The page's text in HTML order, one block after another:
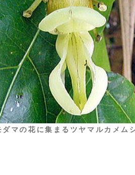
マの花に集まるツヤマルカメム